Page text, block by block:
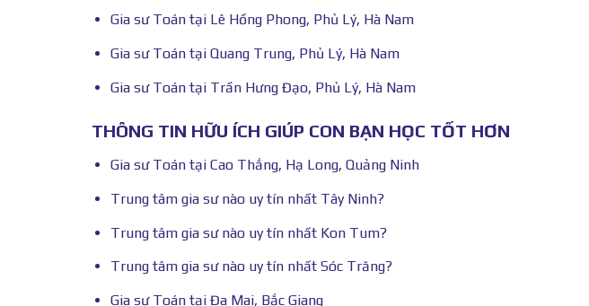
Gia sư Toán tại Lê Hồng Phong, Phủ Lý, Hà Nam
Gia sư Toán tại Quang Trung, Phủ Lý, Hà Nam
Gia sư Toán tại Trần Hưng Đạo, Phủ Lý, Hà Nam
THÔNG TIN HỮU ÍCH GIÚP CON BẠN HỌC TỐT HƠN
Gia sư Toán tại Cao Thắng, Hạ Long, Quảng Ninh
Trung tâm gia sư nào uy tín nhất Tây Ninh?
Trung tâm gia sư nào uy tín nhất Kon Tum?
Trung tâm gia sư nào uy tín nhất Sóc Trăng?
Gia sư Toán tại Đa Mai, Bắc Giang